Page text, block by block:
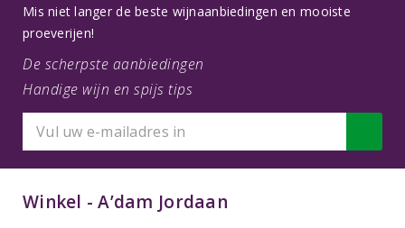
Mis niet langer de beste wijnaanbiedingen en mooiste
proeverijen!
De scherpste aanbiedingen
Handige wijn en spijs tips
Winkel - A’dam Jordaan